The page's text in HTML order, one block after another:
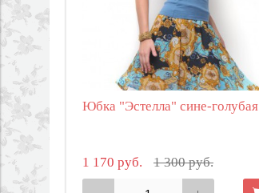
Юбка "Эстелла" сине-голубая
1 170 руб. 1 300 руб.